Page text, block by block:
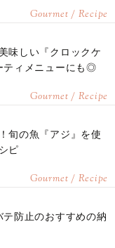
Gourmet / Recipe
味しい『クロックケ
ティメニューにも◎
Gourmet / Recipe
旬の魚『アジ』を使
ピ
Gourmet / Recipe
防止のおすすめの納